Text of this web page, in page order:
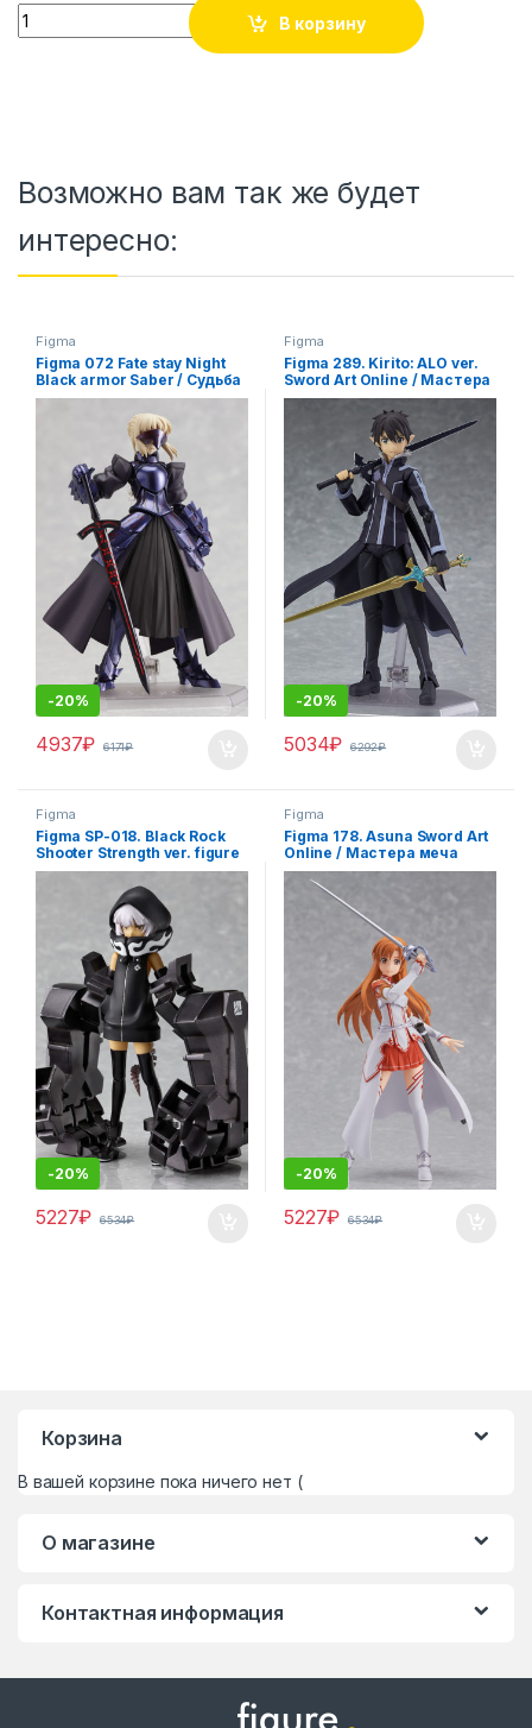
Little Armory - Asato Miyo - Figma #SP-117 - Summer
В корзину
Возможно вам так же будет
интересно:
Figma
Figma 072 Fate stay Night
Black armor Saber / Судьба
ночь схватки Сэйбер
аниме фигурка
-20%
4937₽ 6171₽
Figma
Figma 289. Kirito: ALO ver.
Sword Art Online / Мастера
меча онлайн аниме
фигурка Кирито
-20%
5034₽ 6292₽
Figma
Figma SP-018. Black Rock
Shooter Strength ver. figure
/ Стрелок с Черной скалы
аниме фигурка
-20%
5227₽ 6534₽
Figma
Figma 178. Asuna Sword Art
Online / Мастера меча
онлайн Асуна аниме
фигурка
-20%
5227₽ 6534₽
Корзина
В вашей корзине пока ничего нет (
О магазине
Контактная информация